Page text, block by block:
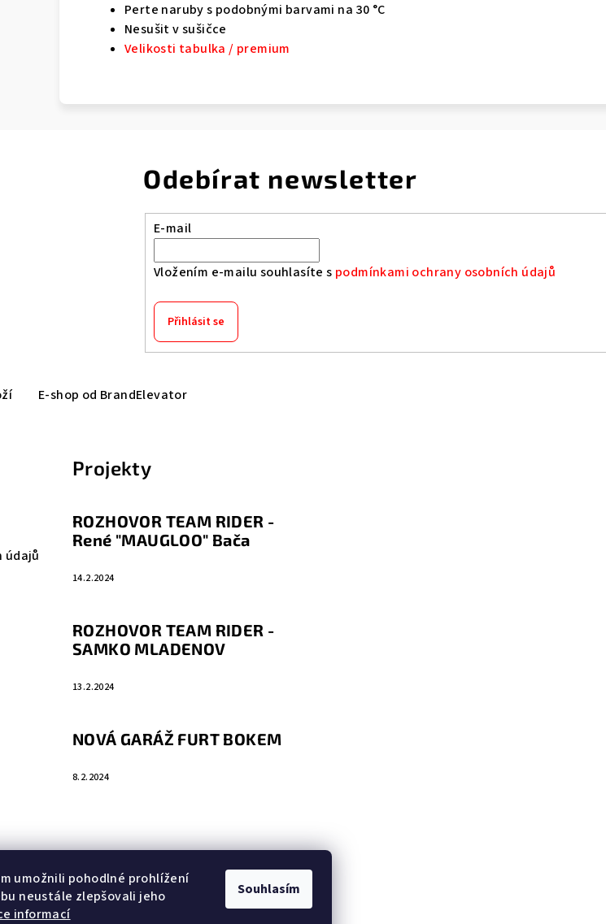
umožnili pohodlné prohlížení
neustále zlepšovali jeho
informací
Souhlasím
Perte naruby s podobnými barvami na 30 °C
Nesušit v sušičce
Velikosti tabulka / premium
Odebírat newsletter
E-mail
Vložením e-mailu souhlasíte s podmínkami ochrany osobních údajů
Přihlásit se
E-shop od BrandElevator
údajů
Projekty
ROZHOVOR TEAM RIDER -
René "MAUGLOO" Bača
14.2.2024
ROZHOVOR TEAM RIDER -
SAMKO MLADENOV
13.2.2024
NOVÁ GARÁŽ FURT BOKEM
8.2.2024